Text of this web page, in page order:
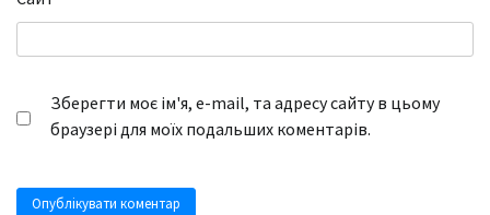
Зберегти моє ім'я, e-mail, та адресу сайту в цьому
браузері для моїх подальших коментарів.